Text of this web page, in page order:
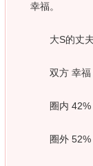
幸福。
大S的丈夫
双方 幸福
圈内 42%
圈外 52%